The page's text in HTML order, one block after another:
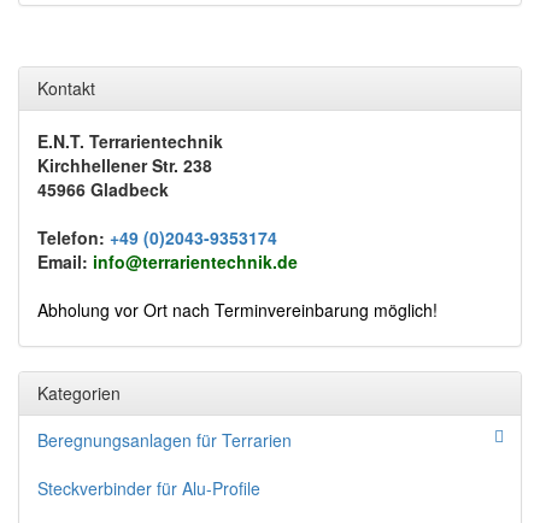
Kontakt
E.N.T. Terrarientechnik
Kirchhellener Str. 238
45966 Gladbeck
Telefon: +49 (0)2043-9353174
Email: info@terrarientechnik.de
Abholung vor Ort nach Terminvereinbarung möglich!
Kategorien
Beregnungsanlagen für Terrarien
Steckverbinder für Alu-Profile